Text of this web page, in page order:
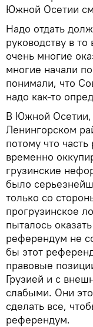
Южной Осетии
Надо отдать
руководству в
очень многие
многие начали
понимали, что
надо как-то
В Южной Осетии,
Ленингорском
потому что
временно
грузинские
было
только со
прогрузинское
пыталось
референдум не
бы этот
правовые
Грузией и с
слабыми. Они
сделать все,
референдум.